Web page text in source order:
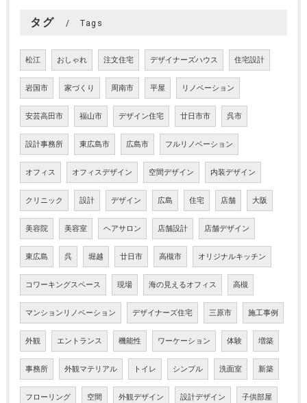
タグ Tags
松江 おしゃれ 注文住宅 デザイナーズハウス 住宅設計
岩国市 家づくり 周南市 平屋 リノベーション
安芸高田市 福山市 デザイン住宅 廿日市市 呉市
設計事務所 東広島市 広島市 フルリノベーション
オフィス オフィスデザイン 空間デザイン 内装デザイン
クリニック 設計 デザイン 広島 住宅 店舗 大阪
美容院 美容室 ヘアサロン 店舗設計 店舗デザイン
東広島 呉 堀越 廿日市 高槻市 オリジナルキッチン
コワーキングスペース 現場 海の見えるオフィス 高槻
マンションリノベーション デザイナーズ住宅 三原市 施工事例
外観 エントランス 機能性 ワーケーション 体験 増築
事務所 外観マテリアル トイレ シンプル 洗面室 新築
フローリング 空間 外観デザイン 設計デザイン 子供部屋